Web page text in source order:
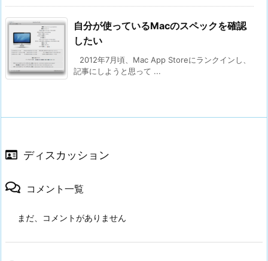
自分が使っているMacのスペックを確認
したい
2012年7月頃、Mac App Storeにランクインし、
記事にしようと思って ...
ディスカッション
コメント一覧
まだ、コメントがありません